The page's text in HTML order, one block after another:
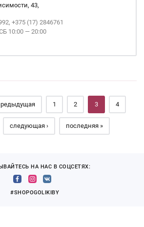
43,
+375 (17) 2846761
10:00 — 20:00
1 2 3 4
следующая › последняя »
НА НАС В СОЦСЕТЯХ:
#SHOPOGOLIKIBY